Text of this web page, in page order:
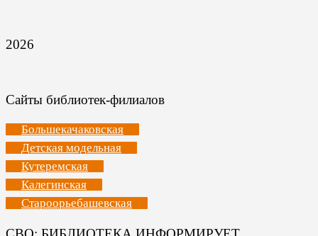
2026
Сайты библиотек-филиалов
Большекачаковская
Детская модельная
Кутеремская
Калегинская
Староорьебашевская